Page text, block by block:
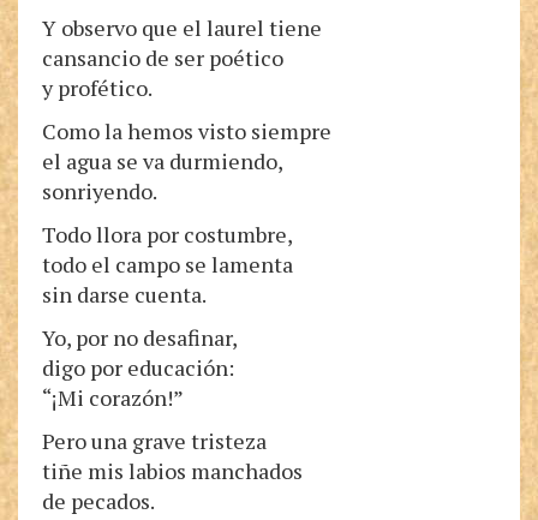
Y observo que el laurel tiene
cansancio de ser poético
y profético.
Como la hemos visto siempre
el agua se va durmiendo,
sonriyendo.
Todo llora por costumbre,
todo el campo se lamenta
sin darse cuenta.
Yo, por no desafinar,
digo por educación:
“¡Mi corazón!”
Pero una grave tristeza
tiñe mis labios manchados
de pecados.